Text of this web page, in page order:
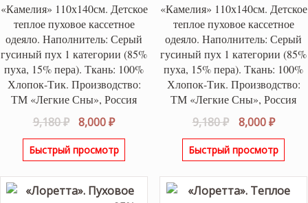
«Камелия» 110х140см. Детское
теплое пуховое кассетное
одеяло. Наполнитель: Серый
гусиный пух 1 категории (85%
пуха, 15% пера). Ткань: 100%
Хлопок-Тик. Производство:
ТМ «Легкие Сны», Россия
9,180₽
Первоначальная
цена
составляла
8,000₽Текущая
цена:
8,000 ₽.
Быстрый просмотр
«Камелия» 110х140см. Детское
теплое пуховое кассетное
одеяло. Наполнитель: Серый
гусиный пух 1 категории (85%
пуха, 15% пера). Ткань: 100%
Хлопок-Тик. Производство:
ТМ «Легкие Сны», Россия
9,180₽
цена
составляла
8,000₽
цена:
8,000
Быстрый просмотр